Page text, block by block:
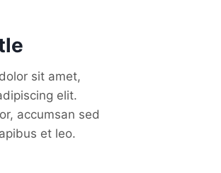
sit amet,
elit.
accumsan sed
et leo.